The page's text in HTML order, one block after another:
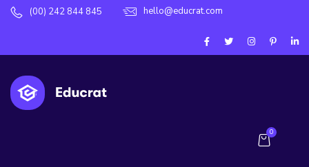
(00) 242 844 845 hello@educrat.com
0